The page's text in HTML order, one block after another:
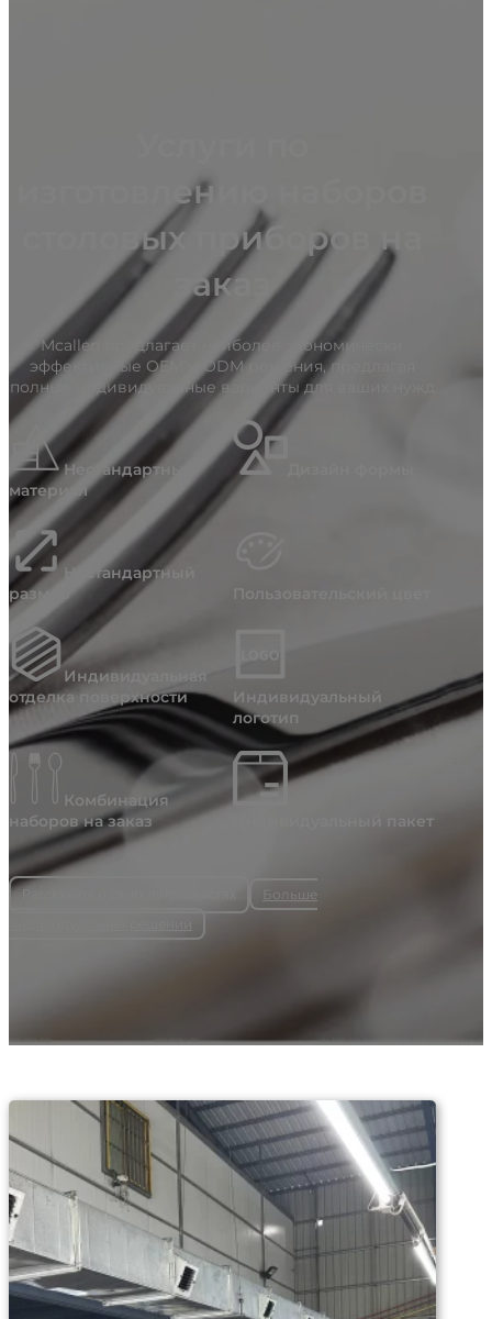
изготовлению наборов
столовых приборов на
заказ
Mcallen предлагает наиболее экономически
эффективные OEM и ODM решения, предлагая
полные индивидуальные варианты для ваших нужд
Нестандартный
материал
Нестандартный
размер
Индивидуальная
отделка поверхности
Индивидуальный
логотип
Комбинация
наборов на заказ
Индивидуальный пакет
Расскажите о своих потребностях
Больше